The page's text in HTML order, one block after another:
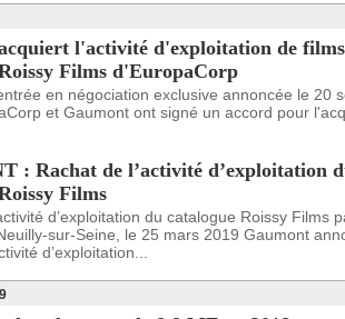
l'activité d'exploitation de
Films d'EuropaCorp
en négociation exclusive annoncée le 20
et Gaumont ont signé un accord pour
: Rachat de l’activité d’exploitation
Films
d’exploitation du catalogue Roissy Films
sur-Seine, le 25 mars 2019 Gaumont
d’exploitation...